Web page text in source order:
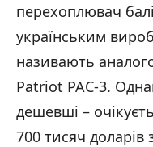
перехоплювач
українським
називають
Patriot PAC-3.
дешевші –
700 тисяч